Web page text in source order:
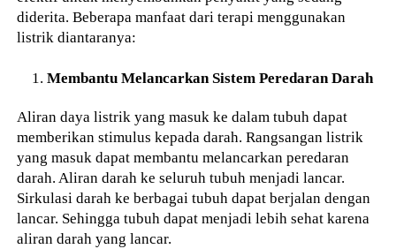
diderita. Beberapa manfaat dari terapi menggunakan
listrik diantaranya:
Membantu Melancarkan Sistem Peredaran Darah
Aliran daya listrik yang masuk ke dalam tubuh dapat
memberikan stimulus kepada darah. Rangsangan listrik
yang masuk dapat membantu melancarkan peredaran
darah. Aliran darah ke seluruh tubuh menjadi lancar.
Sirkulasi darah ke berbagai tubuh dapat berjalan dengan
lancar. Sehingga tubuh dapat menjadi lebih sehat karena
aliran darah yang lancar.